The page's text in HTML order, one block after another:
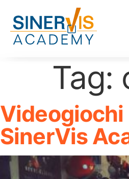
Tag:
Videogiochi
SinerVis